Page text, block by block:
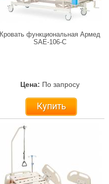
Кровать функциональная Армед
SAE-106-C
Цена: По запросу
Купить